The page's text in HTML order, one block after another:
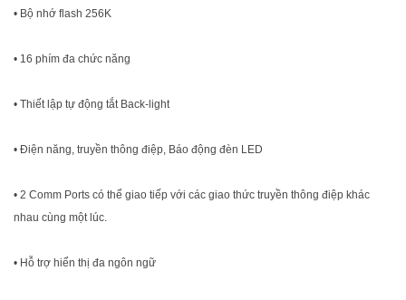
• Bộ nhớ flash 256K
• 16 phím đa chức năng
• Thiết lập tự động tắt Back-light
• Điện năng, truyền thông điệp, Báo động đèn LED
• 2 Comm Ports có thể giao tiếp với các giao thức truyền thông điệp khác
nhau cùng một lúc.
• Hỗ trợ hiển thị đa ngôn ngữ